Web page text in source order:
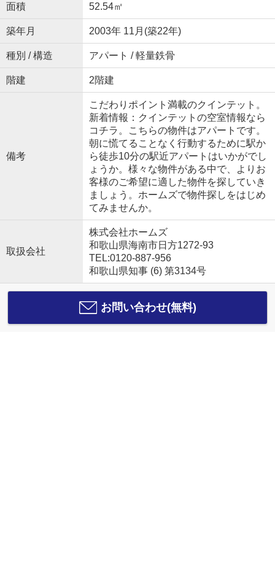
面積 52.54㎡
築年月 2003年 11月(築22年)
種別 / 構造 アパート / 軽量鉄骨
階建 2階建
備考
こだわりポイント満載のクインテット。
新着情報：クインテットの空室情報なら
コチラ。こちらの物件はアパートです。
朝に慌てることなく行動するために駅か
ら徒歩10分の駅近アパートはいかがでし
ょうか。様々な物件がある中で、よりお
客様のご希望に適した物件を探していき
ましょう。ホームズで物件探しをはじめ
てみませんか。
取扱会社
株式会社ホームズ
和歌山県海南市日方1272-93
TEL:0120-887-956
和歌山県知事 (6) 第3134号
お問い合わせ(無料)